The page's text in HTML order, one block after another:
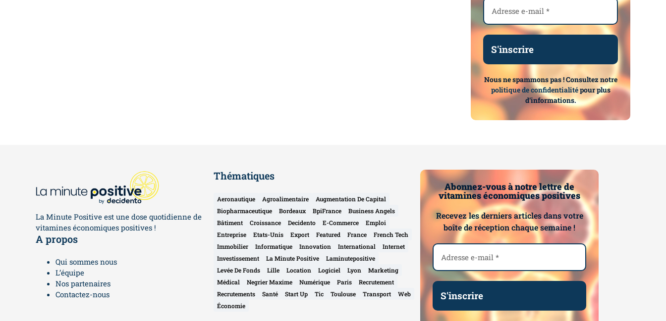
Nous ne spammons pas ! Consultez notre
politique de confidentialitépour plus
d’informations.
La Minute Positive est une dose quotidienne de
vitamines économiques positives !
A propos
Qui sommes nous
L’équipe
Nos partenaires
Contactez-nous
Thématiques
Aeronautique Agroalimentaire
Augmentation De Capital
Biopharmaceutique
Bordeaux BpiFrance
Business Angels
Bâtiment
Croissance Decidento E-Commerce
Emploi
Entreprise
Etats-Unis Export Featured France
French Tech
Immobilier
Informatique Innovation International
Internet
Investissement
La Minute Positive
Laminutepositive
Levée De Fonds
Lille Location Logiciel Lyon
Marketing
Médical
Negrier Maxime Numérique Paris
Recrutement
Recrutements
Santé Start Up Tic Toulouse Transport
Web
Économie
Abonnez-vous à notre lettre de
vitamines économiques positives
Recevez les derniers articles dans votre
boîte de réception chaque semaine !